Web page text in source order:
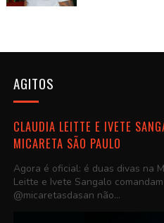
AGITOS
CLAUDIA LEITTE E IVETE
MICARETA SÃO PAULO
Agora é oficial: é duas divas na
Leitte e Ivete Sangalo
@micaretasdasan não...